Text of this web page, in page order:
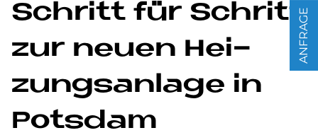
Schritt für Schritt
zur neu­en Hei­
zungs­an­la­ge in
Pots­dam
ANFRAGE